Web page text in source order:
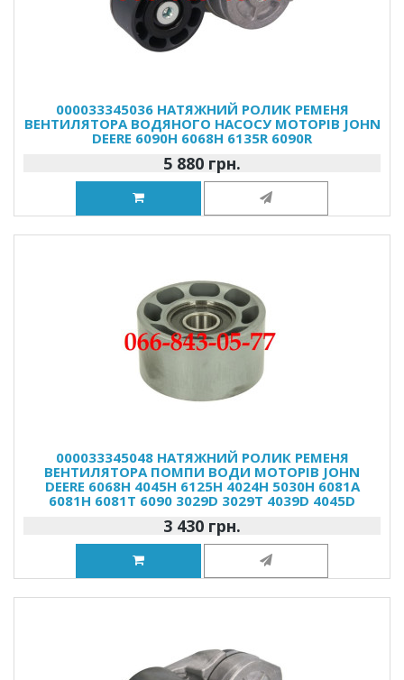
000033345036 НАТЯЖНИЙ РОЛИК РЕМЕНЯ
ВЕНТИЛЯТОРА ВОДЯНОГО НАСОСУ МОТОРІВ JOHN
DEERE 6090H 6068H 6135R 6090R
5 880 грн.
000033345048 НАТЯЖНИЙ РОЛИК РЕМЕНЯ
ВЕНТИЛЯТОРА ПОМПИ ВОДИ МОТОРІВ JOHN
DEERE 6068H 4045H 6125H 4024H 5030H 6081A
6081H 6081T 6090 3029D 3029T 4039D 4045D
3 430 грн.